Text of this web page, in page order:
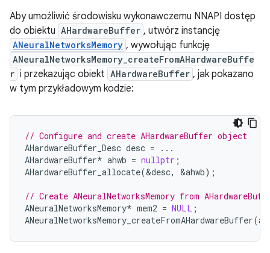
Aby umożliwić środowisku wykonawczemu NNAPI dostęp
do obiektu AHardwareBuffer , utwórz instancję
ANeuralNetworksMemory , wywołując funkcję
ANeuralNetworksMemory_createFromAHardwareBuffe
r i przekazując obiekt AHardwareBuffer , jak pokazano
w tym przykładowym kodzie:
// Configure and create AHardwareBuffer object
AHardwareBuffer_Desc desc =
...
AHardwareBuffer* ahwb = nullptr ;
AHardwareBuffer_allocate(&desc, &ahwb);
// Create ANeuralNetworksMemory from
ANeuralNetworksMemory* mem2 = NULL ;
ANeuralNetworksMemory_createFromAHardwareBuffer(